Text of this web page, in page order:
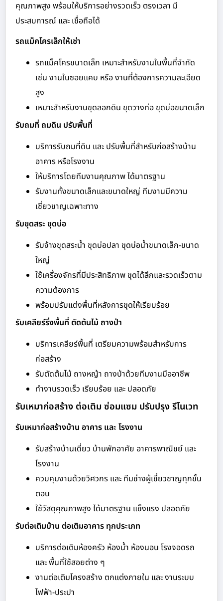
คุณภาพสูง พร้อมให้บริการอย่างรวดเร็ว ตรงเวลา มี
ประสบการณ์ และ เชื่อถือได้
รถแม็คโครเล็กให้เช่า
รถแม็คโครขนาดเล็ก เหมาะสำหรับงานในพื้นที่จำกัด
เช่น งานในซอยแคบ หรือ งานที่ต้องการความละเอียด
สูง
เหมาะสำหรับงานขุดลอกดิน ขุดวางท่อ ขุดบ่อขนาดเล็ก
รับถมที่ ถมดิน ปรับพื้นที่
บริการรับถมที่ดิน และ ปรับพื้นที่สำหรับก่อสร้างบ้าน
อาคาร หรือโรงงาน
ให้บริการโดยทีมงานคุณภาพ ได้มาตรฐาน
รับงานทั้งขนาดเล็กและขนาดใหญ่ ทีมงานมีความ
เชี่ยวชาญเฉพาะทาง
รับขุดสระ ขุดบ่อ
รับจ้างขุดสระน้ำ ขุดบ่อปลา ขุดบ่อน้ำขนาดเล็ก-ขนาด
ใหญ่
ใช้เครื่องจักรที่มีประสิทธิภาพ ขุดได้ลึกและรวดเร็วตาม
ความต้องการ
พร้อมปรับแต่งพื้นที่หลังการขุดให้เรียบร้อย
รับเคลียร์ริ่งพื้นที่ ตัดต้นไม้ ถางป่า
บริการเคลียร์พื้นที่ เตรียมความพร้อมสำหรับการ
ก่อสร้าง
รับตัดต้นไม้ ถางหญ้า ถางป่าด้วยทีมงานมืออาชีพ
ทำงานรวดเร็ว เรียบร้อย และ ปลอดภัย
รับเหมาก่อสร้าง ต่อเติม ซ่อมแซม ปรับปรุง รีโนเวท
รับเหมาก่อสร้างบ้าน อาคาร และ โรงงาน
รับสร้างบ้านเดี่ยว บ้านพักอาศัย อาคารพาณิชย์ และ
โรงงาน
ควบคุมงานด้วยวิศวกร และ ทีมช่างผู้เชี่ยวชาญทุกขั้น
ตอน
ใช้วัสดุคุณภาพสูง ได้มาตรฐาน แข็งแรง ปลอดภัย
รับต่อเติมบ้าน ต่อเติมอาคาร ทุกประเภท
บริการต่อเติมห้องครัว ห้องน้ำ ห้องนอน โรงจอดรถ
และ พื้นที่ใช้สอยต่าง ๆ
งานต่อเติมโครงสร้าง ตกแต่งภายใน และ งานระบบ
ไฟฟ้า-ประปา